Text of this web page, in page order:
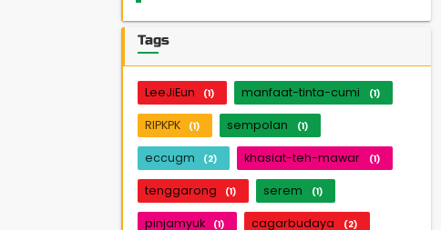
Tags
LeeJiEun (1) manfaat-tinta-cumi (1)
RIPKPK (1) sempolan (1)
eccugm (2) khasiat-teh-mawar (1)
tenggarong (1) serem (1)
pinjamyuk (1) cagarbudaya (2)